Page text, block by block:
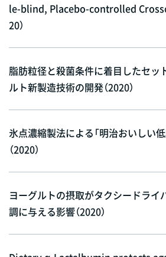
le-blind, Placebo-controlled
20）
脂肪粒径と殺菌条件に着目したセッ
ルト新製造技術の開発（2020）
氷点濃縮製法による「明治おいしい
（2020）
ヨーグルトの摂取がタクシードライ
調に与える影響（2020）